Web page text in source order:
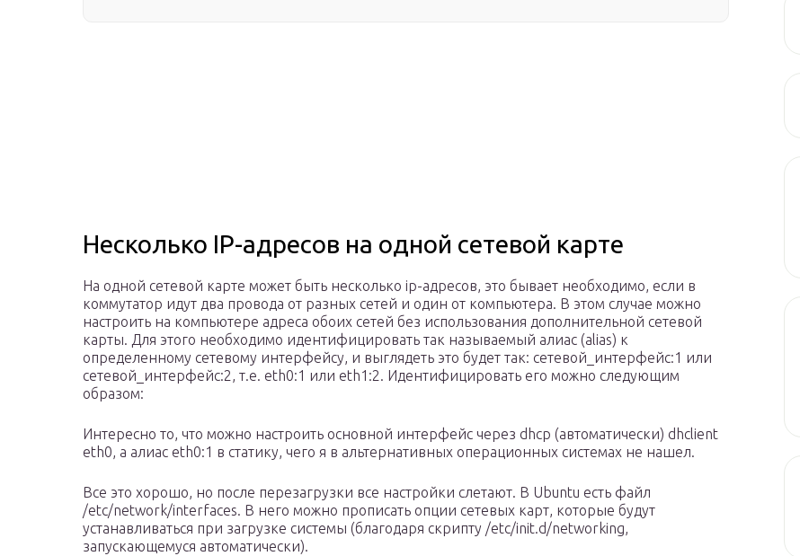
Несколько IP-адресов на одной сетевой карте
На одной сетевой карте может быть несколько ip-адресов, это бывает необходимо, если в
коммутатор идут два провода от разных сетей и один от компьютера. В этом случае можно
настроить на компьютере адреса обоих сетей без использования дополнительной сетевой
карты. Для этого необходимо идентифицировать так называемый алиас (alias) к
определенному сетевому интерфейсу, и выглядеть это будет так: сетевой_интерфейс:1 или
сетевой_интерфейс:2, т.е. eth0:1 или eth1:2. Идентифицировать его можно следующим
образом:
Интересно то, что можно настроить основной интерфейс через dhcp (автоматически) dhclient
eth0, а алиас eth0:1 в статику, чего я в альтернативных операционных системах не нашел.
Все это хорошо, но после перезагрузки все настройки слетают. В Ubuntu есть файл
/etc/network/interfaces. В него можно прописать опции сетевых карт, которые будут
устанавливаться при загрузке системы (благодаря скрипту /etc/init.d/networking,
запускающемуся автоматически).